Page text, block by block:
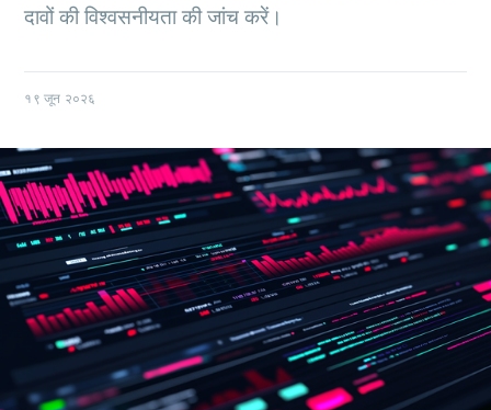
दावों की विश्वसनीयता की जांच करें।
१९ जून २०२६